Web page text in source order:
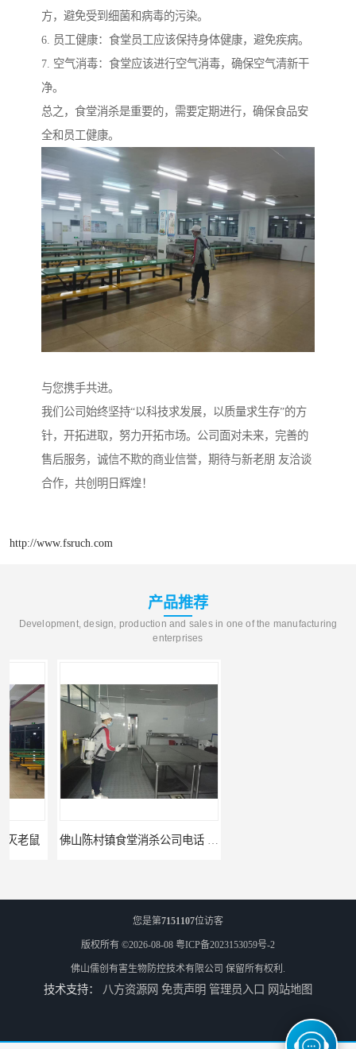
方，避免受到细菌和病毒的污染。
6. 员工健康：食堂员工应该保持身体健康，避免疾病。
7. 空气消毒：食堂应该进行空气消毒，确保空气清新干
净。
总之，食堂消杀是重要的，需要定期进行，确保食品安
全和员工健康。
与您携手共进。
我们公司始终坚持“以科技求发展，以质量求生存”的方
针，开拓进取，努力开拓市场。公司面对未来，完善的
售后服务，诚信不欺的商业信誉，期待与新老朋 友洽谈
合作，共创明日辉煌！
http://www.fsruch.com
产品推荐
Development, design, production and sales in one of the manufacturing
enterprises
佛山陈村镇食堂消杀公司电话 陈村食堂灭鼠
顺德北活镇食堂消杀价格 顺德消杀 三水区白坭镇食堂消杀价格 狮山工厂灭鼠云
您是第7151107位访客
版权所有 ©2026-08-08 粤ICP备2023153059号-2
佛山儒创有害生物防控技术有限公司 保留所有权利.
技术支持： 八方资源网 免责声明 管理员入口 网站地图